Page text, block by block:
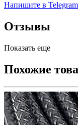
Напишите в Telegram
Отзывы
Показать еще
Похожие